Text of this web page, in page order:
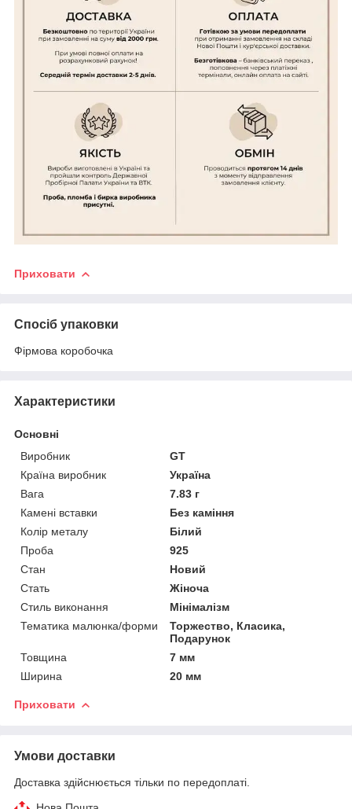
Приховати
Спосіб упаковки
Фірмова коробочка
Характеристики
Основні
Виробник
GT
Країна виробник
Україна
Вага
7.83 г
Камені вставки
Без каміння
Колір металу
Білий
Проба
925
Стан
Новий
Стать
Жіноча
Стиль виконання
Мінімалізм
Тематика малюнка/форми
Торжество, Класика,
Подарунок
Товщина
7 мм
Ширина
20 мм
Приховати
Умови доставки
Доставка здійснюється тільки по передоплаті.